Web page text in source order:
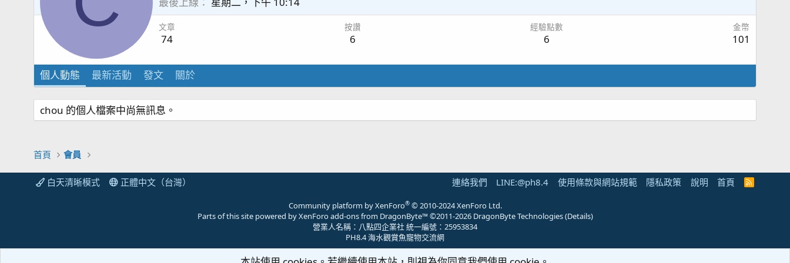
文章
74
按讚
6
經驗點數
6
金幣
101
個人動態 最新活動 發文 關於
chou 的個人檔案中尚無訊息。
首頁 會員
白天清晰模式 正體中文（台灣） 連絡我們 LINE:@ph8.4 使用條款與網站規範 隱私政策 說明 首頁
R
Community platform by XenForo® © 2010-2024 XenForo Ltd.
Parts of this site powered byXenForo add-ons from DragonByte™©2011-2026 DragonByte Technologies(Details)
營業人名稱：八點四企業社 統一編號：25953834
PH8.4 海水觀賞魚寵物交流網